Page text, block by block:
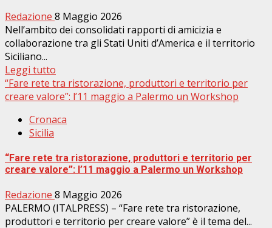
Redazione 8 Maggio 2026
Nell’ambito dei consolidati rapporti di amicizia e
collaborazione tra gli Stati Uniti d’America e il territorio
Siciliano...
Leggi tutto
“Fare rete tra ristorazione, produttori e territorio per
creare valore”: l’11 maggio a Palermo un Workshop
Cronaca
Sicilia
“Fare rete tra ristorazione, produttori e territorio per
creare valore”: l’11 maggio a Palermo un Workshop
Redazione 8 Maggio 2026
PALERMO (ITALPRESS) – “Fare rete tra ristorazione,
produttori e territorio per creare valore” è il tema del...